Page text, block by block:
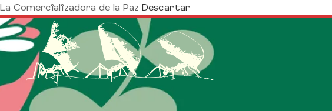
La Comercializadora de la Paz Descartar